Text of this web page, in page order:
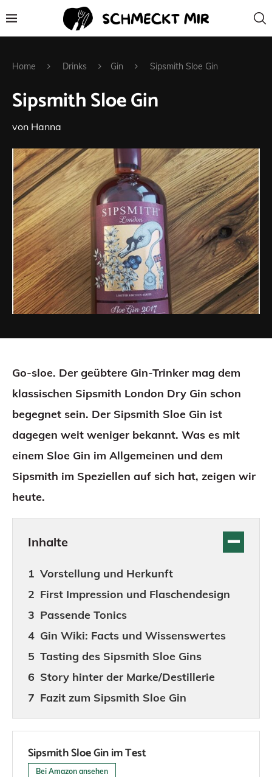
Home Drinks Gin Sipsmith Sloe Gin
Sipsmith Sloe Gin
von Hanna
Go-sloe. Der geübtere Gin-Trinker mag dem
klassischen Sipsmith London Dry Gin schon
begegnet sein. Der Sipsmith Sloe Gin ist
dagegen weit weniger bekannt. Was es mit
einem Sloe Gin im Allgemeinen und dem
Sipsmith im Speziellen auf sich hat, zeigen wir
heute.
Inhalte
Vorstellung und Herkunft
First Impression und Flaschendesign
Passende Tonics
Gin Wiki: Facts und Wissenswertes
Tasting des Sipsmith Sloe Gins
Story hinter der Marke/Destillerie
Fazit zum Sipsmith Sloe Gin
Sipsmith Sloe Gin im Test
Bei Amazon ansehen